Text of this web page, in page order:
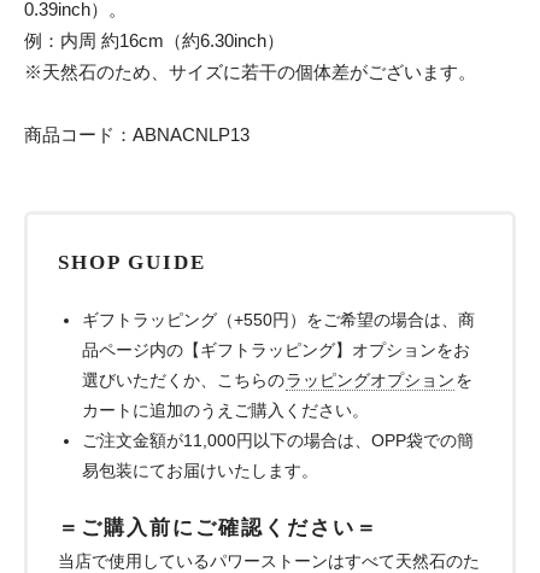
0.39inch）。
例：内周 約16cm（約6.30inch）
※天然石のため、サイズに若干の個体差がございます。
商品コード：ABNACNLP13
SHOP GUIDE
ギフトラッピング（+550円）をご希望の場合は、商
品ページ内の【ギフトラッピング】オプションをお
選びいただくか、こちらのラッピングオプションを
カートに追加のうえご購入ください。
ご注文金額が11,000円以下の場合は、OPP袋での簡
易包装にてお届けいたします。
＝ご購入前にご確認ください＝
当店で使用しているパワーストーンはすべて天然石のた